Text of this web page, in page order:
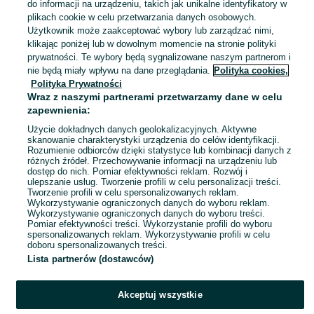
8,68 zł z Pakietem Ochronnym
Dębica
02 sierpnia 2026
134/140
Dębica
01 sierpnia 2026
128 Czarny
1 2 3
do informacji na urządzeniu, takich jak unikalne identyfikatory w
plikach cookie w celu przetwarzania danych osobowych.
Użytkownik może zaakceptować wybory lub zarządzać nimi,
klikając poniżej lub w dowolnym momencie na stronie polityki
prywatności. Te wybory będą sygnalizowane naszym partnerom i
nie będą miały wpływu na dane przeglądania. Polityka cookies,
Polityka Prywatności
Wraz z naszymi partnerami przetwarzamy dane w celu
zapewnienia:
Użycie dokładnych danych geolokalizacyjnych. Aktywne
skanowanie charakterystyki urządzenia do celów identyfikacji.
Rozumienie odbiorców dzięki statystyce lub kombinacji danych z
różnych źródeł. Przechowywanie informacji na urządzeniu lub
dostęp do nich. Pomiar efektywności reklam. Rozwój i
ulepszanie usług. Tworzenie profili w celu personalizacji treści.
Tworzenie profili w celu spersonalizowanych reklam.
Wykorzystywanie ograniczonych danych do wyboru reklam.
Wykorzystywanie ograniczonych danych do wyboru treści.
Pomiar efektywności treści. Wykorzystanie profili do wyboru
spersonalizowanych reklam. Wykorzystywanie profili w celu
doboru spersonalizowanych treści.
Lista partnerów (dostawców)
Akceptuj wszystkie